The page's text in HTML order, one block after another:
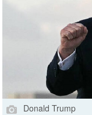
Donald Trump